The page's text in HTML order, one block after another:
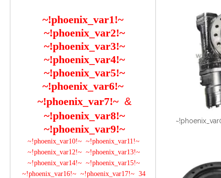
~!phoenix_var1!~
~!phoenix_var2!~
~!phoenix_var3!~
~!phoenix_var4!~
~!phoenix_var5!~
~!phoenix_var6!~
~!phoenix_var7!~&
~!phoenix_var8!~
~!phoenix_var9!~
~!phoenix_var10!~ ~!phoenix_var11!~
~!phoenix_var12!~ ~!phoenix_var13!~
~!phoenix_var14!~ ~!phoenix_var15!~
~!phoenix_var16!~ ~!phoenix_var17!~ 34